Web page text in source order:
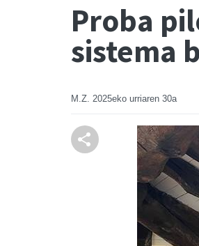
Proba
sistema
M.Z. 2025eko urriaren 30a